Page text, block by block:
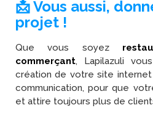
📩 Vous aussi,
projet !
Que vous soyez
commerçant, Lapilazuli
création de votre site
communication, pour que
et attire toujours plus de